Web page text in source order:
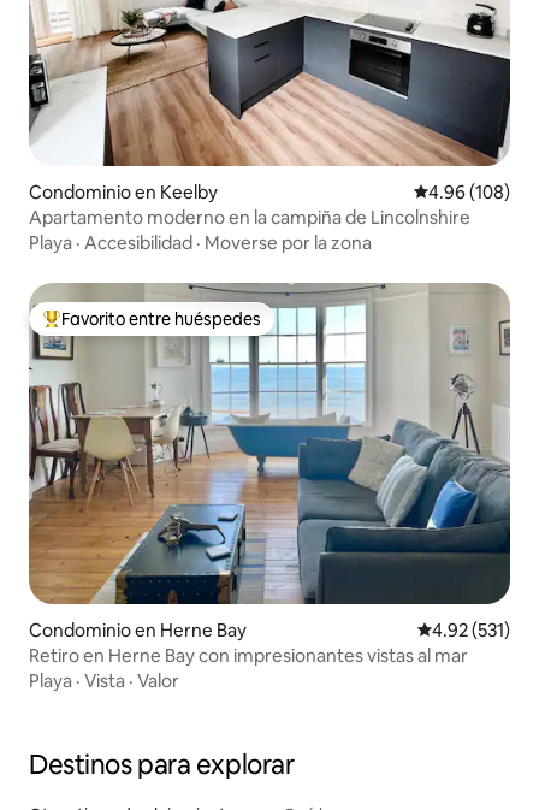
Condominio en Keelby Calificación
4.96 (108)
Apartamento moderno en la campiña de Lincolnshire
Playa · Accesibilidad · Moverse por la zona
De los mejores en Favorito entre huéspedes
Favorito entre huéspedes
Condominio en Herne Bay Calificación
4.92 (531)
Retiro en Herne Bay con impresionantes vistas al mar
Playa · Vista · Valor
Destinos para explorar